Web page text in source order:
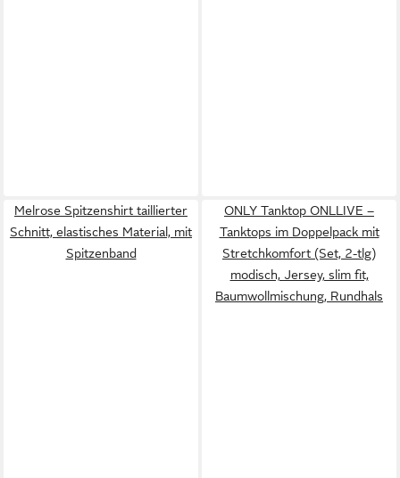
Melrose Spitzenshirt taillierter
Schnitt, elastisches Material, mit
Spitzenband
ONLY Tanktop ONLLIVE –
Tanktops im Doppelpack mit
Stretchkomfort (Set, 2-tlg)
modisch, Jersey, slim fit,
Baumwollmischung, Rundhals